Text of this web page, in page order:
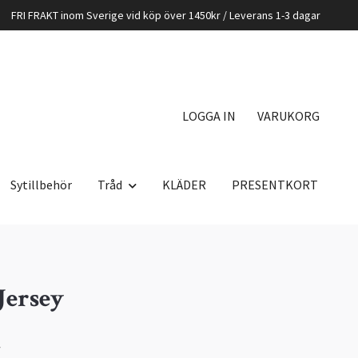
FRI FRAKT inom Sverige vid köp över 1450kr / Leverans 1-3 dagar
LOGGA IN VARUKORG
Sytillbehör Tråd KLÄDER PRESENTKORT